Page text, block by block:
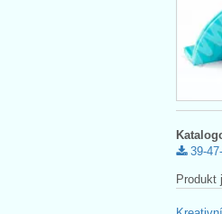
39-
Produkt